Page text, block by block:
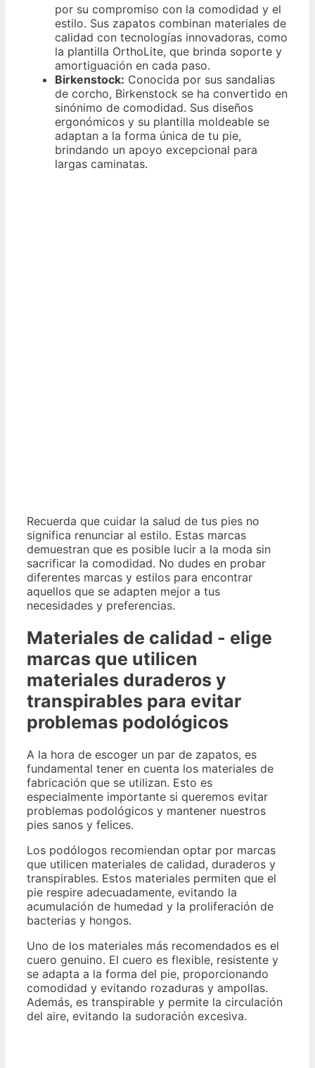
por su compromiso con la comodidad y el
estilo. Sus zapatos combinan materiales de
calidad con tecnologías innovadoras, como
la plantilla OrthoLite, que brinda soporte y
amortiguación en cada paso.
Birkenstock: Conocida por sus sandalias
de corcho, Birkenstock se ha convertido en
sinónimo de comodidad. Sus diseños
ergonómicos y su plantilla moldeable se
adaptan a la forma única de tu pie,
brindando un apoyo excepcional para
largas caminatas.
Recuerda que cuidar la salud de tus pies no
significa renunciar al estilo. Estas marcas
demuestran que es posible lucir a la moda sin
sacrificar la comodidad. No dudes en probar
diferentes marcas y estilos para encontrar
aquellos que se adapten mejor a tus
necesidades y preferencias.
Materiales de calidad - elige
marcas que utilicen
materiales duraderos y
transpirables para evitar
problemas podológicos
A la hora de escoger un par de zapatos, es
fundamental tener en cuenta los materiales de
fabricación que se utilizan. Esto es
especialmente importante si queremos evitar
problemas podológicos y mantener nuestros
pies sanos y felices.
Los podólogos recomiendan optar por marcas
que utilicen materiales de calidad, duraderos y
transpirables. Estos materiales permiten que el
pie respire adecuadamente, evitando la
acumulación de humedad y la proliferación de
bacterias y hongos.
Uno de los materiales más recomendados es el
cuero genuino. El cuero es flexible, resistente y
se adapta a la forma del pie, proporcionando
comodidad y evitando rozaduras y ampollas.
Además, es transpirable y permite la circulación
del aire, evitando la sudoración excesiva.